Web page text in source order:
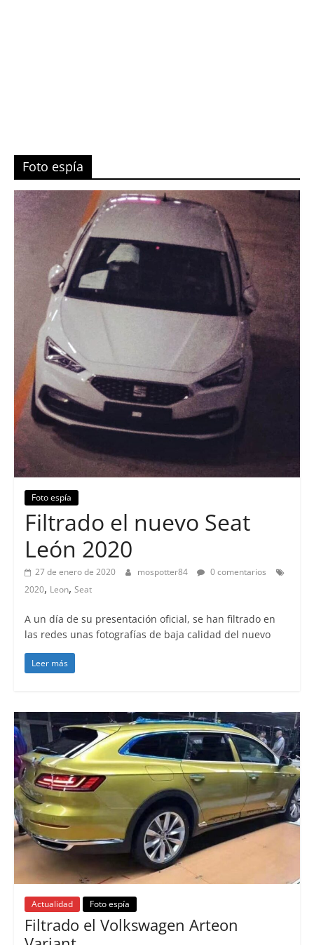
Foto espía
Foto espía
Filtrado el nuevo Seat
León 2020
27 de enero de 2020 mospotter84
0 comentarios
2020, Leon, Seat
A un día de su presentación oficial, se han filtrado en
las redes unas fotografías de baja calidad del nuevo
Leer más
Actualidad Foto espía
Filtrado el Volkswagen Arteon